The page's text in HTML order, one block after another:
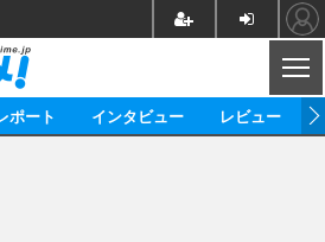
ポート インタビュー レビュー